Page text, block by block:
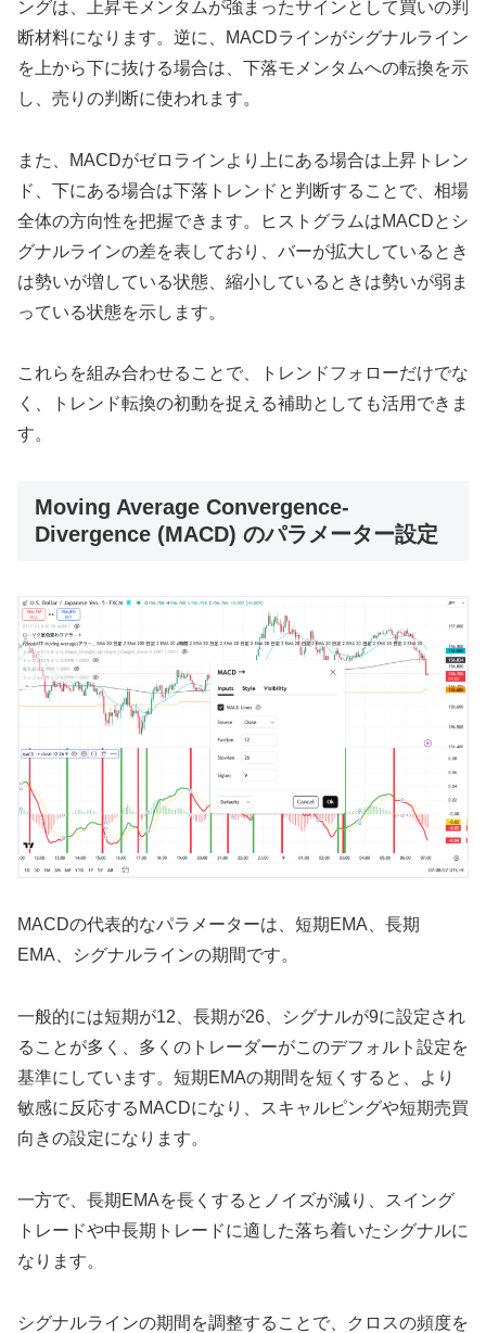
ングは、上昇モメンタムが強まったサインとして買いの判
断材料になります。逆に、MACDラインがシグナルライン
を上から下に抜ける場合は、下落モメンタムへの転換を示
し、売りの判断に使われます。
また、MACDがゼロラインより上にある場合は上昇トレン
ド、下にある場合は下落トレンドと判断することで、相場
全体の方向性を把握できます。ヒストグラムはMACDとシ
グナルラインの差を表しており、バーが拡大しているとき
は勢いが増している状態、縮小しているときは勢いが弱ま
っている状態を示します。
これらを組み合わせることで、トレンドフォローだけでな
く、トレンド転換の初動を捉える補助としても活用できま
す。
Moving Average Convergence-
Divergence (MACD) のパラメーター設定
MACDの代表的なパラメーターは、短期EMA、長期
EMA、シグナルラインの期間です。
一般的には短期が12、長期が26、シグナルが9に設定され
ることが多く、多くのトレーダーがこのデフォルト設定を
基準にしています。短期EMAの期間を短くすると、より
敏感に反応するMACDになり、スキャルピングや短期売買
向きの設定になります。
一方で、長期EMAを長くするとノイズが減り、スイング
トレードや中長期トレードに適した落ち着いたシグナルに
なります。
シグナルラインの期間を調整することで、クロスの頻度を